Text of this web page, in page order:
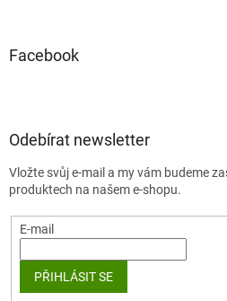
Facebook
Odebírat newsletter
Vložte svůj e-mail a my vám budeme
produktech na našem e-shopu.
E-mail
PŘIHLÁSIT SE